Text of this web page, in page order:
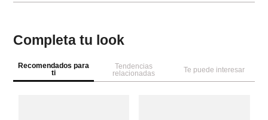
Completa tu look
Recomendados para
ti
Tendencias
relacionadas
Te puede interesar